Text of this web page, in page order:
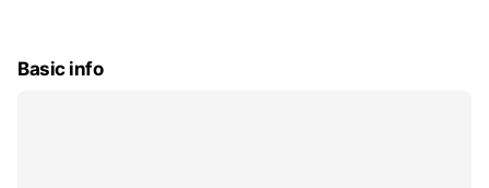
Basic info